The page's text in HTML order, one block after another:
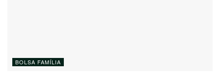
BOLSA FAMÍLIA